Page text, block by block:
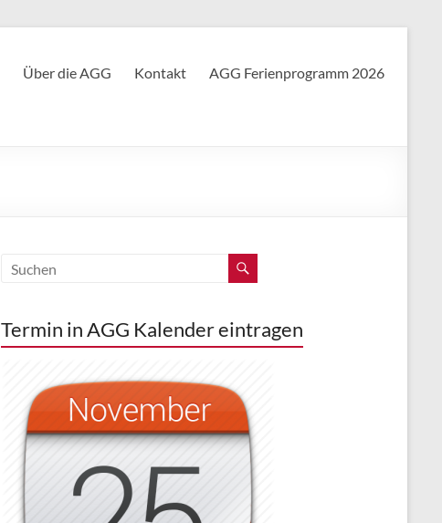
Über die AGG Kontakt AGG Ferienprogramm 2026
Termin in AGG Kalender eintragen